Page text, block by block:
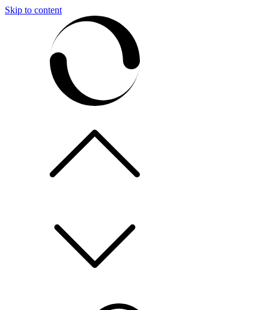
Skip to content